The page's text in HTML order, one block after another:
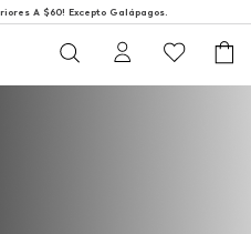
A $60! Excepto Galápagos.